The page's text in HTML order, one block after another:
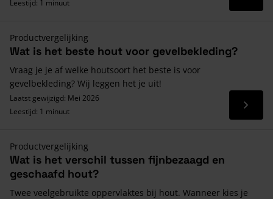
Leestijd: 1 minuut
Productvergelijking
Wat is het beste hout voor gevelbekleding?
Vraag je je af welke houtsoort het beste is voor
gevelbekleding? Wij leggen het je uit!
Laatst gewijzigd: Mei 2026
Leestijd: 1 minuut
Lees
Productvergelijking
Wat is het verschil tussen fijnbezaagd en
geschaafd hout?
Twee veelgebruikte oppervlaktes bij hout. Wanneer kies je